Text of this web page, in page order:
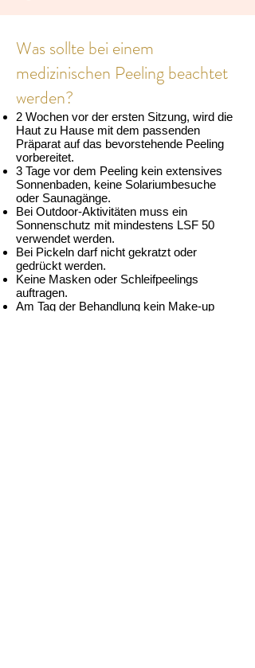
Was sollte bei einem
medizinischen Peeling beachtet
werden?
2 Wochen vor der ersten Sitzung, wird die
Haut zu Hause mit dem passenden
Präparat auf das bevorstehende Peeling
vorbereitet.
3 Tage vor dem Peeling kein extensives
Sonnenbaden, keine Solariumbesuche
oder Saunagänge.
Bei Outdoor-Aktivitäten muss ein
Sonnenschutz mit mindestens LSF 50
verwendet werden.
Bei Pickeln darf nicht gekratzt oder
gedrückt werden.
Keine Masken oder Schleifpeelings
auftragen.
Am Tag der Behandlung kein Make-up